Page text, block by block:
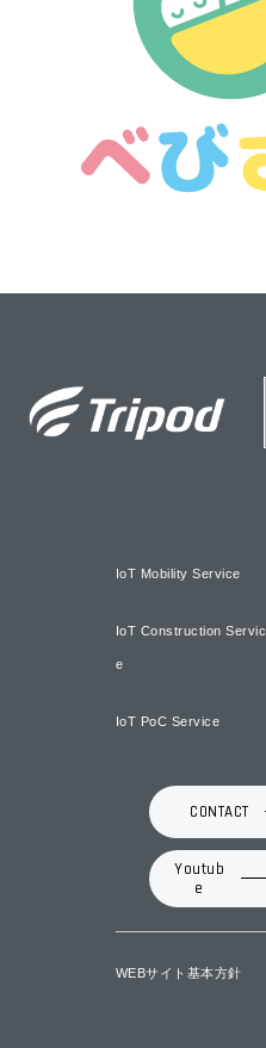
IoT Mobility Service
IoT Construction Servic
e
IoT PoC Service
CONTACT
Youtub
e
WEBサイト基本方針